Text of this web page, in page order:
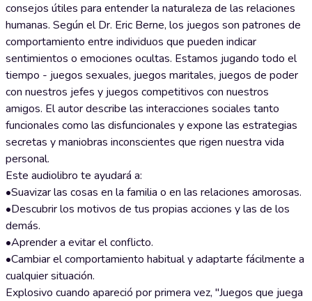
consejos útiles para entender la naturaleza de las relaciones
humanas. Según el Dr. Eric Berne, los juegos son patrones de
comportamiento entre individuos que pueden indicar
sentimientos o emociones ocultas. Estamos jugando todo el
tiempo - juegos sexuales, juegos maritales, juegos de poder
con nuestros jefes y juegos competitivos con nuestros
amigos. El autor describe las interacciones sociales tanto
funcionales como las disfuncionales y expone las estrategias
secretas y maniobras inconscientes que rigen nuestra vida
personal.
Este audiolibro te ayudará a:
•Suavizar las cosas en la familia o en las relaciones amorosas.
•Descubrir los motivos de tus propias acciones y las de los
demás.
•Aprender a evitar el conflicto.
•Cambiar el comportamiento habitual y adaptarte fácilmente a
cualquier situación.
Explosivo cuando apareció por primera vez, "Juegos que juega